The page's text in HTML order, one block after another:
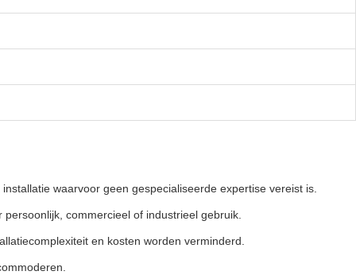
waarvoor geen gespecialiseerde expertise vereist is.
commercieel of industrieel gebruik.
en kosten worden verminderd.